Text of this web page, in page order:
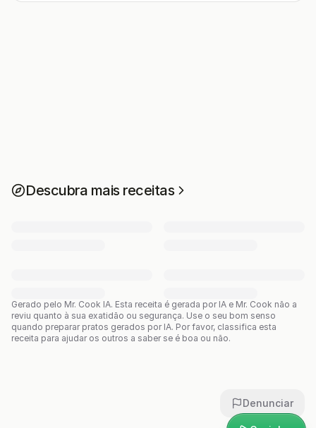
Descubra mais receitas
Gerado pelo Mr. Cook IA. Esta receita é gerada por IA e Mr. Cook não a
reviu quanto à sua exatidão ou segurança. Use o seu bom senso
quando preparar pratos gerados por IA. Por favor, classifica esta
receita para ajudar os outros a saber se é boa ou não.
Denunciar